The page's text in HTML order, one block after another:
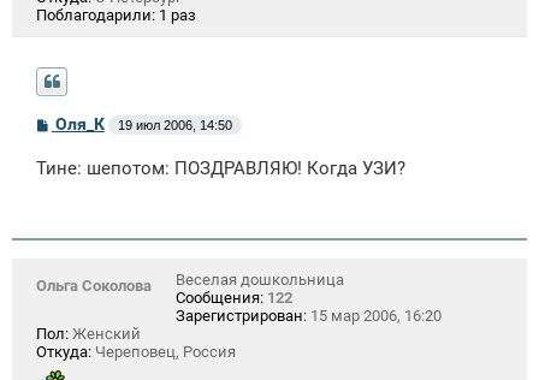
Поблагодарили: 1 раз
С
о
б
и
Оля_К 19 июл 2006, 14:50
Тине: шепотом: ПОЗДРАВЛЯЮ! Когда УЗИ?
Ольга Соколова
Веселая дошкольница
Сообщения: 122
Зарегистрирован: 15 мар 2006, 16:20
Пол: Женский
Откуда: Череповец, Россия